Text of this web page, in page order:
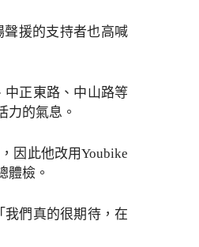
援的支持者也高喊
中正東路、中山路等
力的氣息。
因此他改用Youbike
體檢。
我們真的很期待，在